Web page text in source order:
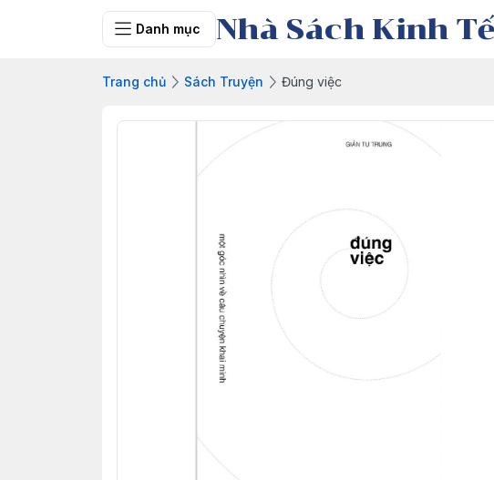
Danh mục Nhà Sách Kinh Tế
Trang chủ Sách Truyện Đúng việc